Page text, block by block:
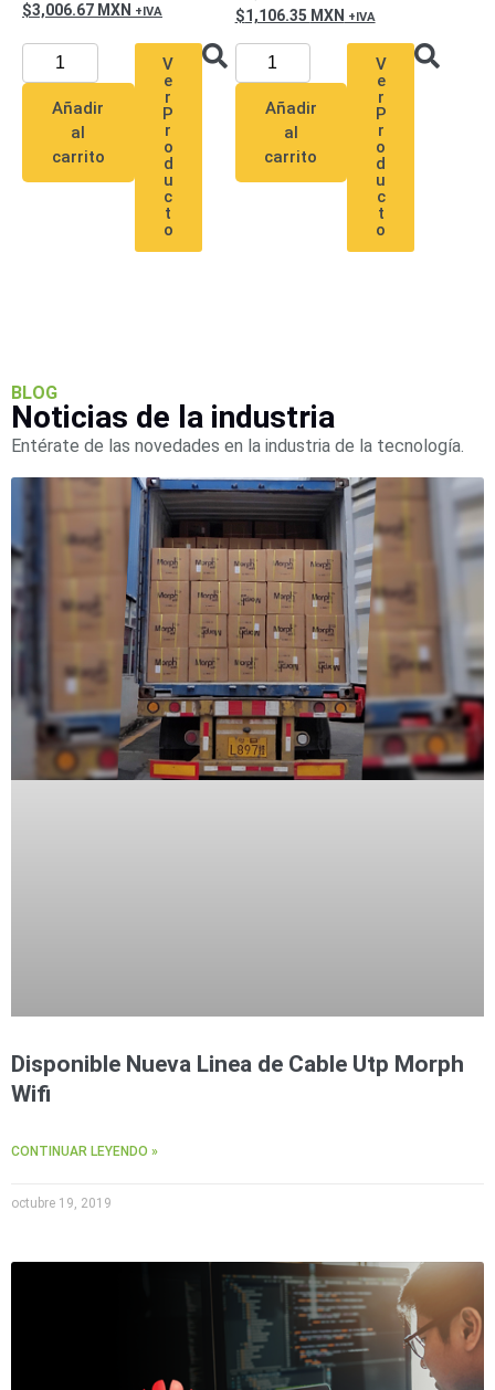
Pantallas
Mobiliario
Accesorios
Mobiliario
de
Apoyo
Pantallas
/
Videowall
/
Almacenamiento
AccesoriosAlmacenamiento
NAS /
SAN /
eSATA
Discos
Mecánicos
(HDD)
Memorias
Memorias
SDServidores
de
AplicaciónUnidades
KAPOK
Videograbadoras
Cams y
Accesorios
(Portátiles)Cámaras
Interfonos
3,006.67 MXN
Añadir
al
carrito
V
e
r
P
r
o
d
u
c
t
o
1,106.35 MXN
Añadir
al
carrito
V
e
r
P
r
o
d
u
c
t
o
BLOG
Noticias de la industria
Entérate de las novedades en la industria de la tecnología.
Disponible Nueva Linea de Cable Utp Morph
Wifi
CONTINUAR LEYENDO »
octubre 19, 2019